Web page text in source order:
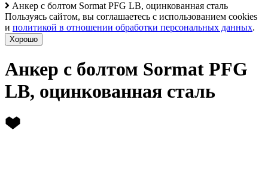
Анкер с болтом Sormat PFG LB, оцинкованная сталь
Пользуясь сайтом, вы соглашаетесь с использованием cookies
и политикой в отношении обработки персональных данных.
Хорошо
Анкер с болтом Sormat PFG
LB, оцинкованная сталь